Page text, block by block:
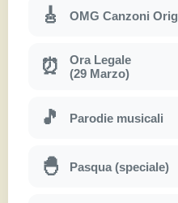
🎸 OMG Canzoni
⏰
Ora Legale
(29 Marzo)
🎵 Parodie musicali
🐣 Pasqua (speciale)